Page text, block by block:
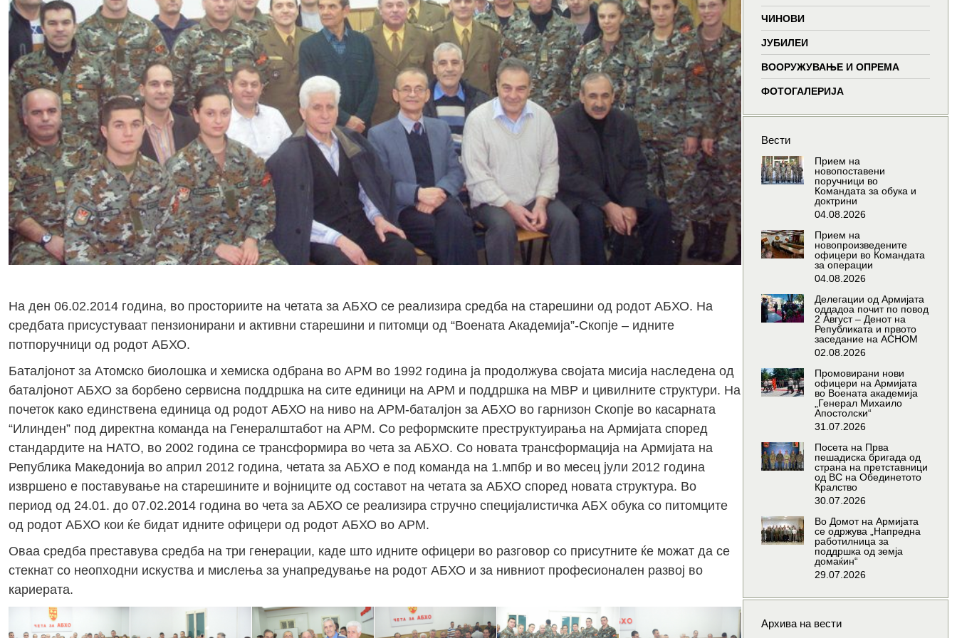
windowwindowwindow
На ден 06.02.2014 година, во просториите на четата за АБХО се реализира средба на старешини од родот АБХО. На
средбата присустуваат пензионирани и активни старешини и питомци од “Воената Академија”-Скопје – идните
потпоручници од родот АБХО.
Баталјонот за Атомско биолошка и хемиска одбрана во АРМ во 1992 година ја продолжува својата мисија наследена од
баталјонот АБХО за борбено сервисна поддршка на сите единици на АРМ и поддршка на МВР и цивилните структури. На
почеток како единствена единица од родот АБХО на ниво на АРМ-баталјон за АБХО во гарнизон Скопје во касарната
“Илинден” под директна команда на Генералштабот на АРМ. Со реформските преструктуирања на Армијата според
стандардите на НАТО, во 2002 година се трансформира во чета за АБХО. Со новата трансформација на Армијата на
Република Македонија во април 2012 година, четата за АБХО е под команда на 1.мпбр и во месец јули 2012 година
извршено е поставување на старешините и војниците од составот на четата за АБХО според новата структура. Во
период од 24.01. до 07.02.2014 година во чета за АБХО се реализира стручно специјалистичка АБХ обука со питомците
од родот АБХО кои ќе бидат идните офицери од родот АБХО во АРМ.
Оваа средба преставува средба на три генерации, каде што идните офицери во разговор со присутните ќе можат да се
стекнат со неопходни искуства и мислења за унапредување на родот АБХО и за нивниот професионален развој во
кариерата.
ЧИНОВИ
ЈУБИЛЕИ
ВООРУЖУВАЊЕ И ОПРЕМА
ФОТОГАЛЕРИЈА
Вести
Прием на
новопоставени
поручници во
Командата за обука и
доктрини
04.08.2026
Прием на
новопроизведените
офицери во Командата
за операции
04.08.2026
Делегации од Армијата
оддадоа почит по повод
2 Август – Денот на
Републиката и првото
заседание на АСНОМ
02.08.2026
Промовирани нови
офицери на Армијата
во Воената академија
„Генерал Михаило
Апостолски“
31.07.2026
Посета на Прва
пешадиска бригада од
страна на претставници
од ВС на Обединетото
Кралство
30.07.2026
Во Домот на Армијата
се одржува „Напредна
работилница за
поддршка од земја
домаќин“
29.07.2026
Архива на вести